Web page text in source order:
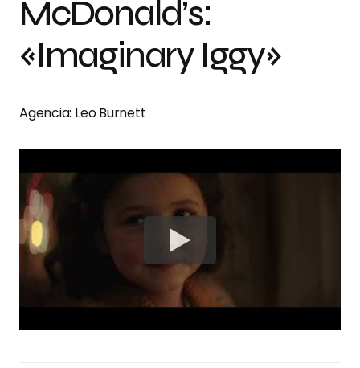
McDonald’s:
«Imaginary Iggy»
Agencia: Leo Burnett